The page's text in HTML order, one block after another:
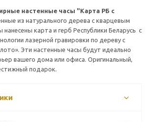
настенные часы "Карта РБ с
из натурального дерева с кварцевым
карта и герб Республики Беларусь с
лазерной гравировки по дереву с
Эти настенные часы будут идеально
вашего дома или офиса. Оригинальный,
подарок.